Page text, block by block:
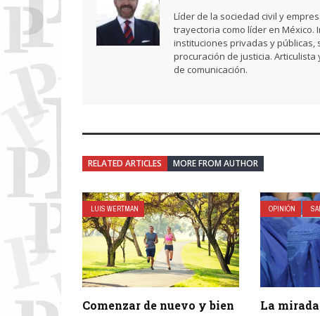
Líder de la sociedad civil y
trayectoria como líder en
instituciones privadas y
procuración de justicia.
de comunicación.
RELATED ARTICLES MORE FROM AUTHOR
LUIS WERTMAN
Comenzar de nuevo y bien
OPINIÓN
La